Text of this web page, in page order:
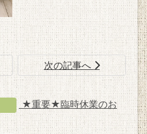
次の記事へ
★重要★臨時休業のお